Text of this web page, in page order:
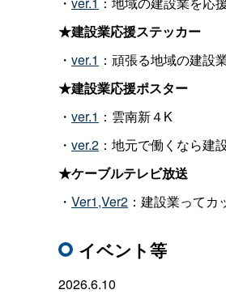
★建設業応援ステッカー
・ ver.1 ：頑張る地域の建設
★建設業応援ポスター
・ ver.1 ：雲南新４K
・ ver.2 ：地元で働くなら建
★ケーブルテレビ放送
・ Ver1,Ver2 ：建設業ってカ
イベント等
2026.6.10